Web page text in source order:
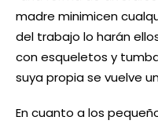
madre minimicen
del trabajo lo harán
con esqueletos y
suya propia se vuelve
En cuanto a los